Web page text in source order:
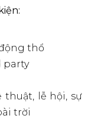
thổ
party
lễ hội, sự
trời